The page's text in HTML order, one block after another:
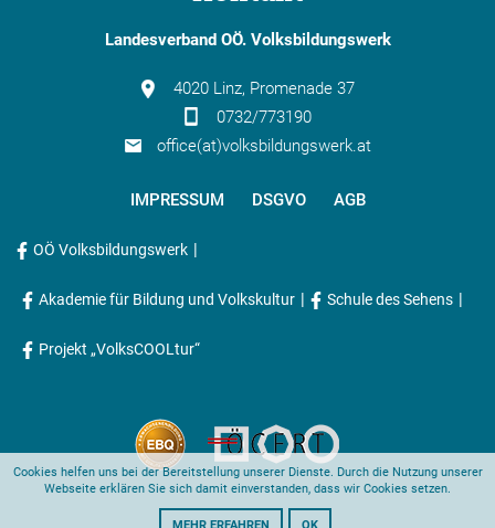
Landesverband OÖ. Volksbildungswerk
4020 Linz, Promenade 37
0732/773190
office(at)volksbildungswerk.at
IMPRESSUM DSGVO AGB
OÖ Volksbildungswerk |
Akademie für Bildung und Volkskultur | Schule des Sehens |
Projekt „VolksCOOLtur“
Cookies helfen uns bei der Bereitstellung unserer Dienste. Durch die Nutzung unserer
Webseite erklären Sie sich damit einverstanden, dass wir Cookies setzen.